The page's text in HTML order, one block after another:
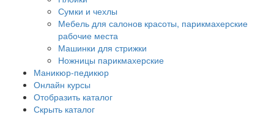
Сумки и чехлы
Мебель для салонов красоты, парикмахерские
рабочие места
Машинки для стрижки
Ножницы парикмахерские
Маникюр-педикюр
Онлайн курсы
Отобразить каталог
Скрыть каталог